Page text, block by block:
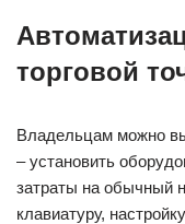
торговой
Владельцам можно
– установить
затраты на обычный
клавиатуру,